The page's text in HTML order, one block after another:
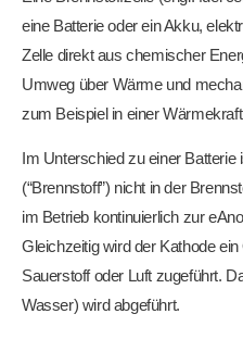
eine Batterie oder ein Akku,
Zelle direkt aus chemischer
Umweg über Wärme und
zum Beispiel in einer
Im Unterschied zu einer
(“Brennstoff”) nicht in der
im Betrieb kontinuierlich zur
Gleichzeitig wird der Kathode
Sauerstoff oder Luft zugeführt.
Wasser) wird abgeführt.